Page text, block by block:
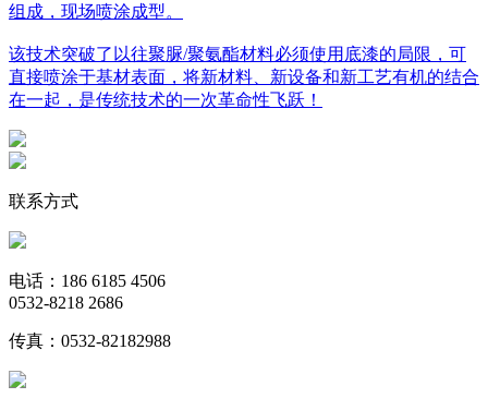
组成，现场喷涂成型。
该技术突破了以往聚脲/聚氨酯材料必须使用底漆的局限，可
直接喷涂于基材表面，将新材料、新设备和新工艺有机的结合
在一起，是传统技术的一次革命性飞跃！
联系方式
电话：186 6185 4506
0532-8218 2686
传真：0532-82182988